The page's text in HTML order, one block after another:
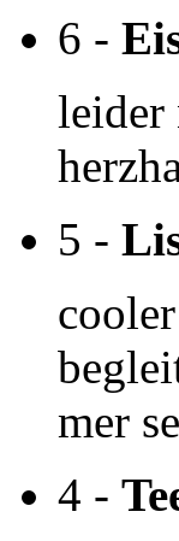
6 -
leider
5 -
mer
4 -